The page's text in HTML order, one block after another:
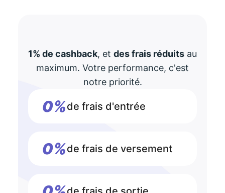
1% de cashback, et des frais réduits au
maximum. Votre performance, c'est
notre priorité.
0%de frais d'entrée
0%de frais de versement